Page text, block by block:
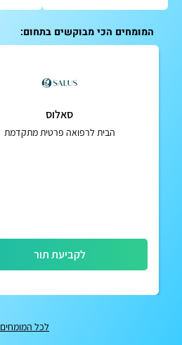
המומחים הכי מבוקשים בתחום:
סאלוס
הבית לרפואה פרטית מתקדמת
לקביעת תור
לכל המומחים